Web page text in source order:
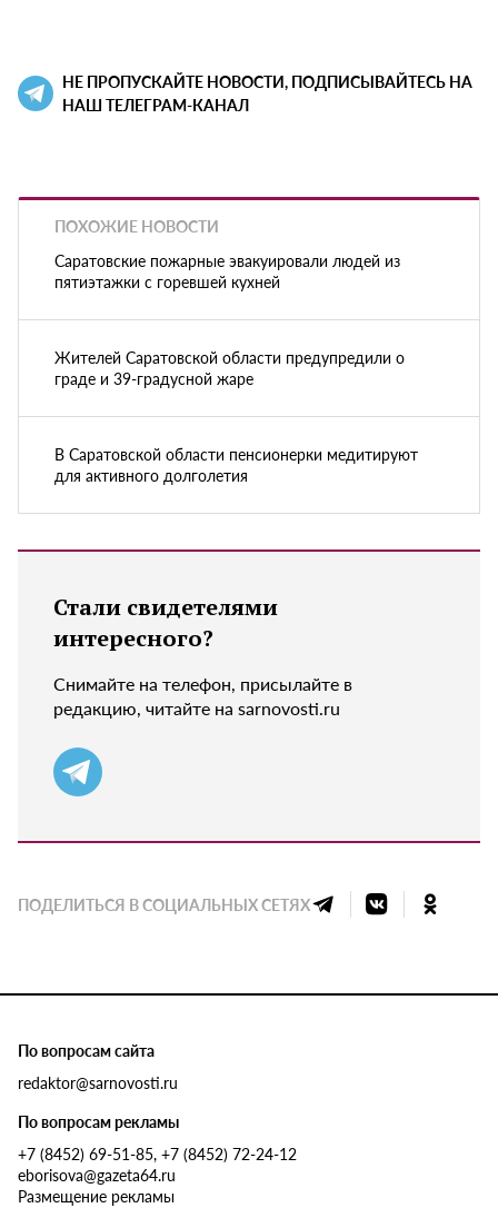
НЕ ПРОПУСКАЙТЕ НОВОСТИ, ПОДПИСЫВАЙТЕСЬ НА
НАШ ТЕЛЕГРАМ-КАНАЛ
ПОХОЖИЕ НОВОСТИ
Саратовские пожарные эвакуировали людей из
пятиэтажки с горевшей кухней
Жителей Саратовской области предупредили о
граде и 39-градусной жаре
В Саратовской области пенсионерки медитируют
для активного долголетия
Стали свидетелями
интересного?
Снимайте на телефон, присылайте в
редакцию, читайте на sarnovosti.ru
ПОДЕЛИТЬСЯ В СОЦИАЛЬНЫХ СЕТЯХ
По вопросам сайта
redaktor@sarnovosti.ru
По вопросам рекламы
+7 (8452) 69-51-85, +7 (8452) 72-24-12
eborisova@gazeta64.ru
Размещение рекламы